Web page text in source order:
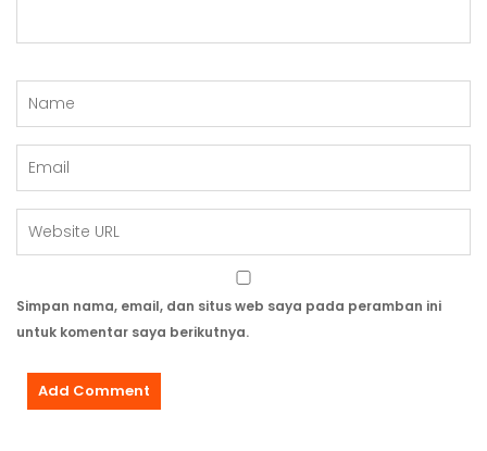
Simpan nama, email, dan situs web saya pada peramban ini
untuk komentar saya berikutnya.